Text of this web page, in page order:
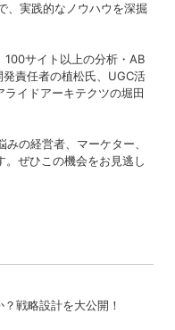
、実践的なノウハウを深掘
サイト以上の分析・AB
責任者の植松氏、UGC活
イドアーキテクツの堀田
の経営者、マーケター、
ぜひこの機会をお見逃し
戦略設計を大公開！